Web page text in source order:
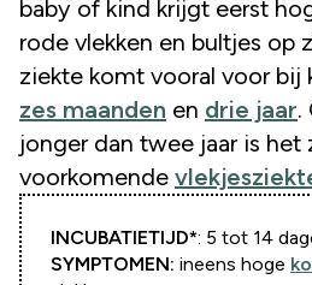
baby of kind krijgt eerst
rode vlekken en bultjes op
ziekte komt vooral voor bij
zes maanden en drie jaar.
jonger dan twee jaar is het
voorkomende
INCUBATIETIJD*: 5 tot 14
SYMPTOMEN: ineens hoge